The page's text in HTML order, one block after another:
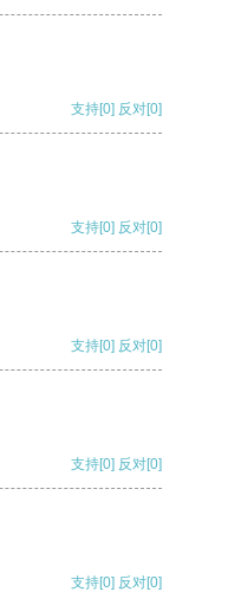
支持[0] 反对[0]
支持[0] 反对[0]
支持[0] 反对[0]
支持[0] 反对[0]
支持[0] 反对[0]